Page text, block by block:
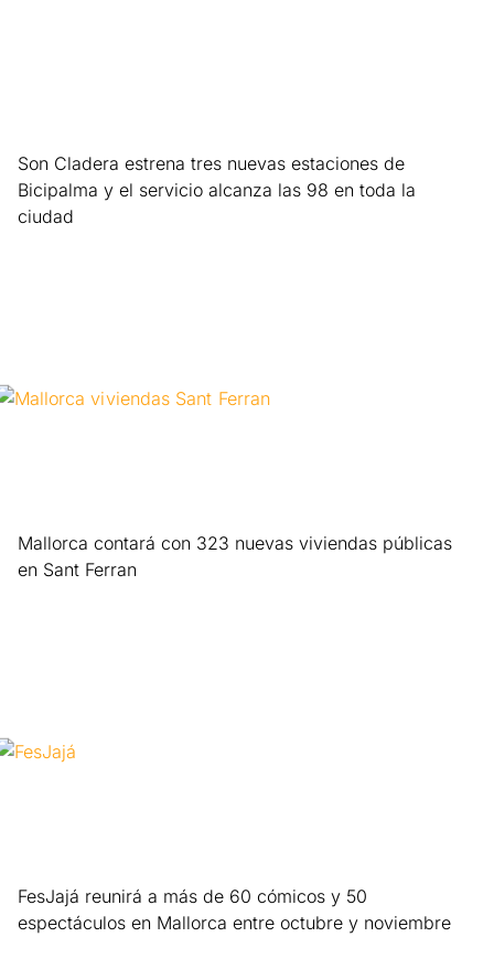
Son Cladera estrena tres nuevas estaciones de
Bicipalma y el servicio alcanza las 98 en toda la
ciudad
Mallorca contará con 323 nuevas viviendas públicas
en Sant Ferran
FesJajá reunirá a más de 60 cómicos y 50
espectáculos en Mallorca entre octubre y noviembre